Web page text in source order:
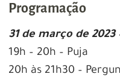
Programação
31 de março de
19h – 20h – Puja
20h às 21h30 –